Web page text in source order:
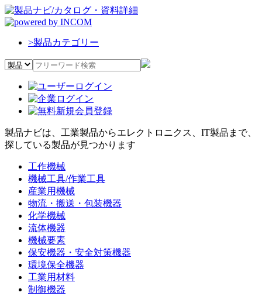
>製品カテゴリー
製品ナビは、工業製品からエレクトロニクス、IT製品まで、
探している製品が見つかります
工作機械
機械工具/作業工具
産業用機械
物流・搬送・包装機器
化学機械
流体機器
機械要素
保安機器・安全対策機器
環境保全機器
工業用材料
制御機器